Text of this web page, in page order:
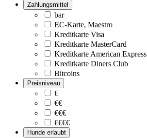
Zahlungsmittel
bar
EC-Karte, Maestro
Kreditkarte Visa
Kreditkarte MasterCard
Kreditkarte American Express
Kreditkarte Diners Club
Bitcoins
Preisniveau
€
€€
€€€
€€€€
Hunde erlaubt